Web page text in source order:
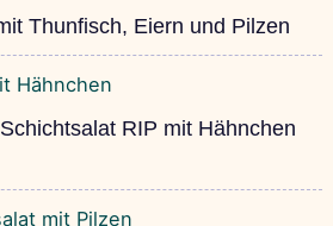
Thunfisch, Eiern und Pilzen
RIP mit Hähnchen